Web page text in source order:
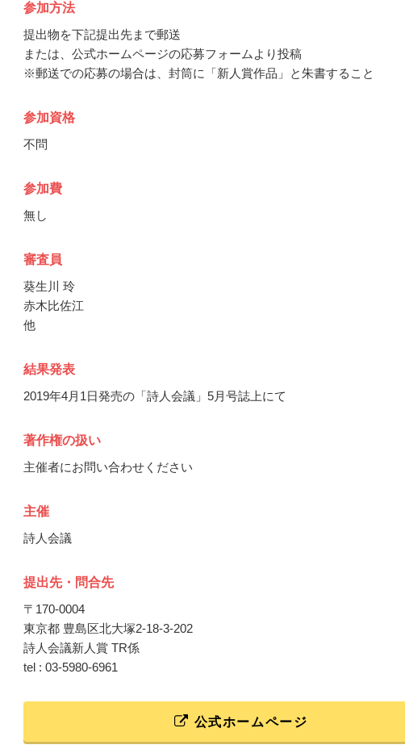
参加方法
提出物を下記提出先まで郵送
または、公式ホームページの応募フォームより投稿
※郵送での応募の場合は、封筒に「新人賞作品」と朱書すること
参加資格
不問
参加費
無し
審査員
葵生川 玲
赤木比佐江
他
結果発表
2019年4月1日発売の「詩人会議」5月号誌上にて
著作権の扱い
主催者にお問い合わせください
主催
詩人会議
提出先・問合先
〒170-0004
東京都 豊島区北大塚2-18-3-202
詩人会議新人賞 TR係
tel : 03-5980-6961
公式ホームページ